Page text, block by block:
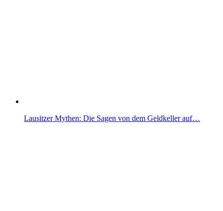
Lausitzer Mythen: Die Sagen von dem Geldkeller auf…